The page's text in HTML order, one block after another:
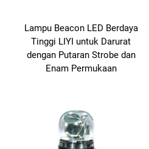
Lampu Beacon LED Berdaya
Tinggi LIYI untuk Darurat
dengan Putaran Strobe dan
Enam Permukaan